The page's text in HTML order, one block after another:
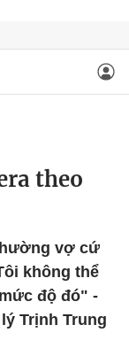
theo
vợ cứ
không thể
độ đó" -
Trịnh Trung